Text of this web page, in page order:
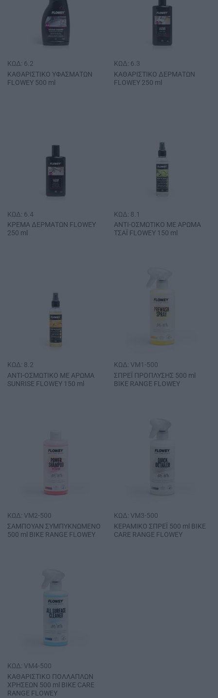
ΚΩΔ: 6.2
ΚΑΘΑΡΙΣΤΙΚΟ ΥΦΑΣΜΑΤΩΝ
FLOWEY 500 ml
ΚΩΔ: 6.3
ΚΑΘΑΡΙΣΤΙΚΟ ΔΕΡΜΑΤΩΝ
FLOWEY 250 ml
ΚΩΔ: 6.4
ΚΡΕΜΑ ΔΕΡΜΑΤΩΝ FLOWEY
250 ml
ΚΩΔ: 8.1
ΑΝΤΙ-ΟΣΜΩΤΙΚΟ ΜΕ ΑΡΩΜΑ
ΤΣΑΪ FLOWEY 150 ml
ΚΩΔ: 8.2
ΑΝΤΙ-ΟΣΜΩΤΙΚΟ ΜΕ ΑΡΩΜΑ
SUNRISE FLOWEY 150 ml
ΚΩΔ: VM1-500
ΣΠΡΕΪ ΠΡΟΠΛΥΣΗΣ 500 ml
BIKE RANGE FLOWEY
ΚΩΔ: VM2-500
ΣΑΜΠΟΥΑΝ ΣΥΜΠΥΚΝΩΜΕΝΟ
500 ml BIKΕ RΑΝGΕ FLΟWΕΥ
ΚΩΔ: VM3-500
ΚΕΡΑΜΙΚΟ ΣΠΡΕΪ 500 ml ΒΙΚΕ
CΑRΕ RΑΝGΕ FLΟWΕΥ
ΚΩΔ: VM4-500
ΚΑΘΑΡΙΣΤΙΚΟ ΠΟΛΛΑΠΛΩΝ
ΧΡΗΣΕΩΝ 500 ml ΒΙΚΕ CΑRΕ
RΑΝGΕ FLΟWΕΥ